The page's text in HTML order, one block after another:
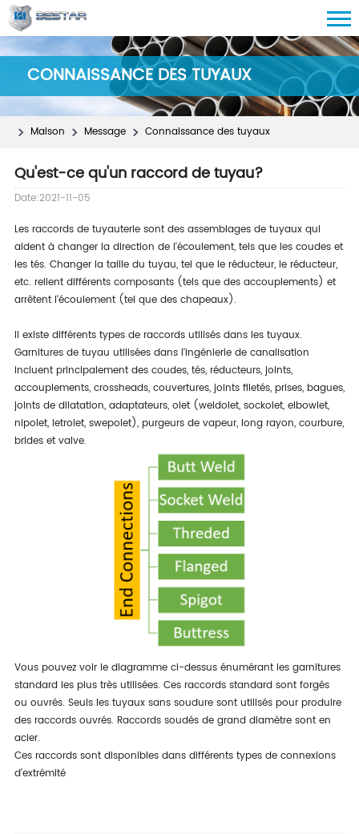
CONNAISSANCE DES TUYAUX
Maison Message Connaissance des tuyaux
Qu'est-ce qu'un raccord de tuyau?
Date:2021-11-05
Les raccords de tuyauterie sont des assemblages de tuyaux qui
aident à changer la direction de l'écoulement, tels que les coudes et
les tés. Changer la taille du tuyau, tel que le réducteur, le réducteur,
etc. relient différents composants (tels que des accouplements) et
arrêtent l'écoulement (tel que des chapeaux).
Il existe différents types de raccords utilisés dans les tuyaux.
Garnitures de tuyau utilisées dans l'ingénierie de canalisation
incluent principalement des coudes, tés, réducteurs, joints,
accouplements, crossheads, couvertures, joints filetés, prises, bagues,
joints de dilatation, adaptateurs, olet (weldolet, sockolet, elbowlet,
nipolet, letrolet, swepolet), purgeurs de vapeur, long rayon, courbure,
brides et valve.
Vous pouvez voir le diagramme ci-dessus énumérant les garnitures
standard les plus très utilisées. Ces raccords standard sont forgés
ou ouvrés. Seuls les tuyaux sans soudure sont utilisés pour produire
des raccords ouvrés. Raccords soudés de grand diamètre sont en
acier.
Ces raccords sont disponibles dans différents types de connexions
d'extrémité